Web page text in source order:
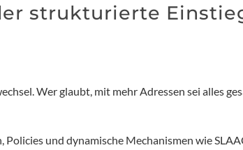
strukturierte
Wer glaubt, mit mehr Adressen sei alles
und dynamische Mechanismen wie